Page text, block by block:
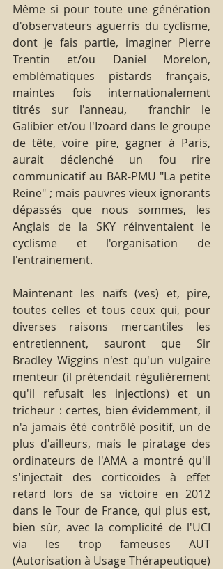
Même si pour toute une génération
d'observateurs aguerris du cyclisme,
dont je fais partie, imaginer Pierre
Trentin et/ou Daniel Morelon,
emblématiques pistards français,
maintes fois internationalement
titrés sur l'anneau,  franchir le
Galibier et/ou l'Izoard dans le groupe
de tête, voire pire, gagner à Paris,
aurait déclenché un fou rire
communicatif au BAR-PMU "La petite
Reine" ; mais pauvres vieux ignorants
dépassés que nous sommes, les
Anglais de la SKY réinventaient le
cyclisme et l'organisation de
l'entrainement.
Maintenant les naïfs (ves) et, pire,
toutes celles et tous ceux qui, pour
diverses raisons mercantiles les
entretiennent, sauront que Sir
Bradley Wiggins n'est qu'un vulgaire
menteur (il prétendait régulièrement
qu'il refusait les injections) et un
tricheur : certes, bien évidemment, il
n'a jamais été contrôlé positif, un de
plus d'ailleurs, mais le piratage des
ordinateurs de l'AMA a montré qu'il
s'injectait des corticoïdes à effet
retard lors de sa victoire en 2012
dans le Tour de France, qui plus est,
bien sûr, avec la complicité de l'UCI
via les trop fameuses AUT
(Autorisation à Usage Thérapeutique)